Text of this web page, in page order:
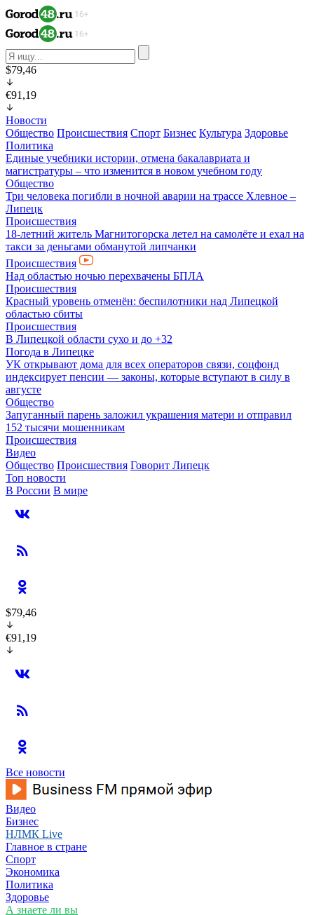
$79,46
€91,19
Новости
Общество Происшествия Спорт Бизнес Культура Здоровье
Политика
Единые учебники истории, отмена бакалавриата и
магистратуры – что изменится в новом учебном году
Общество
Три человека погибли в ночной аварии на трассе Хлевное –
Липецк
Происшествия
18-летний житель Магнитогорска летел на самолёте и ехал на
такси за деньгами обманутой липчанки
Происшествия
Над областью ночью перехвачены БПЛА
Происшествия
Красный уровень отменён: беспилотники над Липецкой
областью сбиты
Происшествия
В Липецкой области сухо и до +32
Погода в Липецке
УК открывают дома для всех операторов связи, соцфонд
индексирует пенсии — законы, которые вступают в силу в
августе
Общество
Запуганный парень заложил украшения матери и отправил
152 тысячи мошенникам
Происшествия
Видео
Общество Происшествия Говорит Липецк
Топ новости
В России В мире
$79,46
€91,19
Все новости
Видео
Бизнес
НЛМК Live
Главное в стране
Спорт
Экономика
Политика
Здоровье
А знаете ли вы